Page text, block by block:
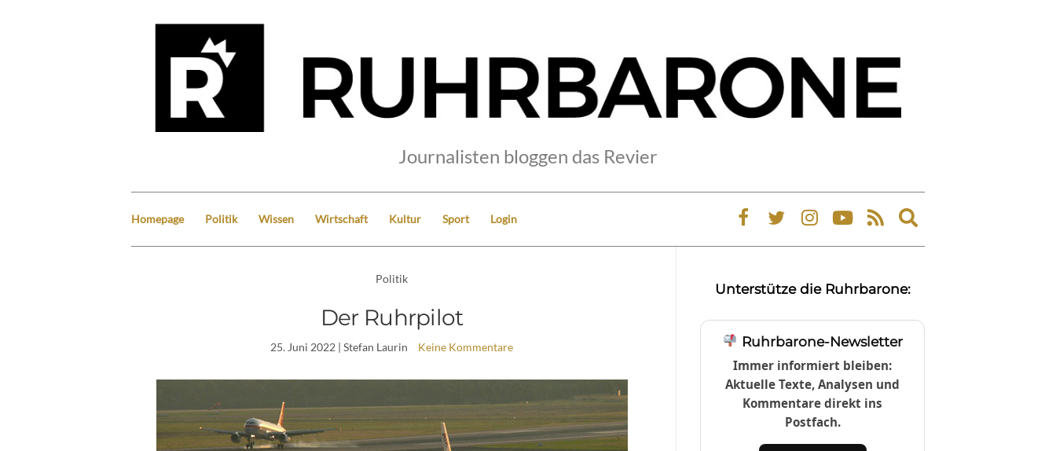
Journalisten bloggen das Revier
Homepage Politik Wissen Wirtschaft Kultur Sport Login
Expand
search
Politik
Der Ruhrpilot
25. Juni 2022 | Stefan Laurin Keine Kommentare
Unterstütze die Ruhrbarone:
Ruhrbarone-Newsletter
Immer informiert bleiben:
Aktuelle Texte, Analysen und
Kommentare direkt ins
Postfach.